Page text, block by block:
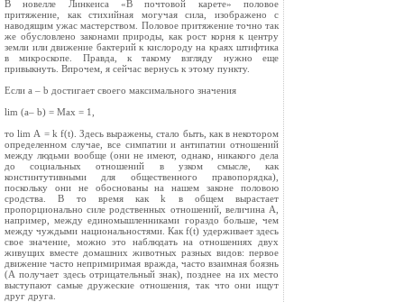
В новелле Линкеиса «В почтовой карете» половое
притяжение, как стихийная могучая сила, изображено с
наводящим ужас мастерством. Половое притяжение точно так
же обусловлено законами природы, как рост корня к центру
земли или движение бактерий к кислороду на краях штифтика
в микроскопе. Правда, к такому взгляду нужно еще
привыкнуть. Впрочем, я сейчас вернусь к этому пункту.
Если a – b достигает своего максимального значения
lim (а– b) = Мах = 1,
то lim А = k f(t). Здесь выражены, стало быть, как в некотором
определенном случае, все симпатии и антипатии отношений
между людьми вообще (они не имеют, однако, никакого дела
до социальных отношений в узком смысле, как
констинтутивными для общественного правопорядка),
поскольку они не обоснованы на нашем законе половою
сродства. В то время как k в общем вырастает
пропорционально силе родственных отношений, величина А,
например, между единомышленниками гораздо больше, чем
между чуждыми национальностями. Как f(t) удерживает здесь
свое значение, можно это наблюдать на отношениях двух
живущих вместе домашних животных разных видов: первое
движение часто непримиримая вражда, часто взаимная боязнь
(А получает здесь отрицательный знак), позднее на их место
выступают самые дружеские отношения, так что они ищут
друг друга.